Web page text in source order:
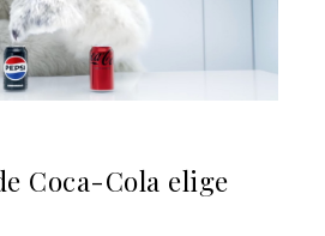
Coca-Cola elige